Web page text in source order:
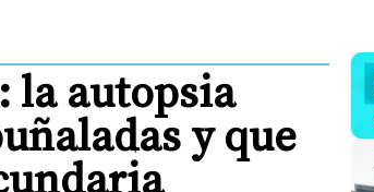
la autopsia
y que